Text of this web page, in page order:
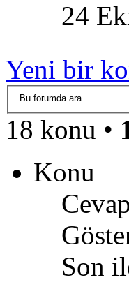
24
Yeni bir
18 konu • 1
Konu
Cevap
Son